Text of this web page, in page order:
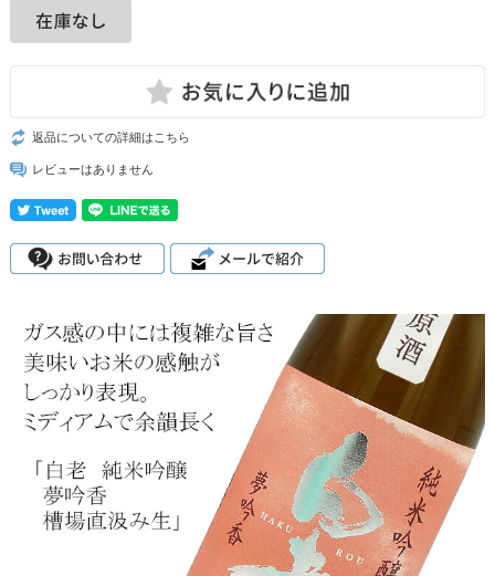
返品についての詳細はこちら
レビューはありません